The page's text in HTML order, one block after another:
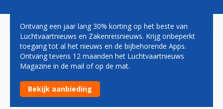
JOHN JANSEN:
CONCURRENTIE MET
CONNECTIES
Ontvang een jaar lang 30% korting op het beste van
Luchtvaartnieuws en Zakenreisnieuws. Krijg onbeperkt
toegang tot al het nieuws en de bijbehorende Apps.
Ontvang tevens 12 maanden het Luchtvaartnieuws
Magazine in de mail of op de mat.
Bekijk aanbieding